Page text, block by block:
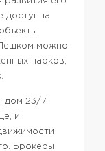
доступна
можно
парков,
дом 23/7
и
Брокеры